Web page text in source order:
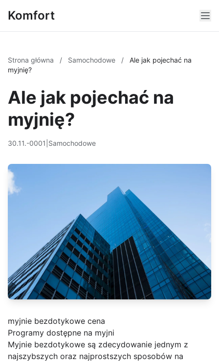
Komfort
Strona główna / Samochodowe /
Ale jak pojechać na
myjnię?
Ale jak pojechać na
myjnię?
30.11.-0001 Samochodowe
myjnie bezdotykowe cena
Programy dostępne na myjni
Myjnie bezdotykowe są zdecydowanie jednym z
najszybszych oraz najprostszych sposobów na